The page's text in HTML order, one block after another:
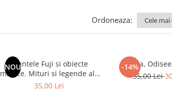
Ordoneaza:
NOU
Muntele Fuji si obiecte
magice. Mituri si legende ale
Japoniei
35,00 Lei
-14%
Iliada,
35,00 Lei